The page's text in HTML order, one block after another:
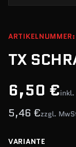
TX
6,50 €
5,46 €zzgl.
VARIANTE